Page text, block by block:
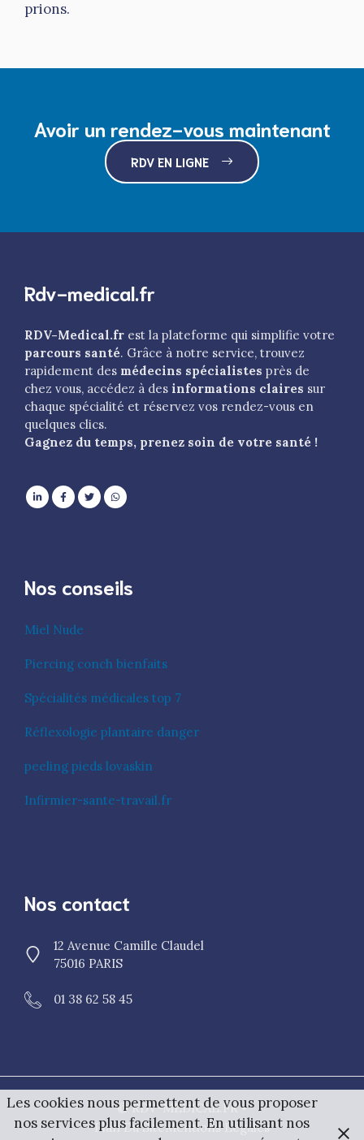
prions.
Avoir un rendez-vous maintenant
RDV EN LIGNE
Rdv-medical.fr
RDV-Medical.fr est la plateforme qui simplifie votre
parcours santé. Grâce à notre service, trouvez
rapidement des médecins spécialistes près de
chez vous, accédez à des informations claires sur
chaque spécialité et réservez vos rendez-vous en
quelques clics.
Gagnez du temps, prenez soin de votre santé !
Nos conseils
Miel Nude
Piercing conch bienfaits
Spécialités médicales top 7
Réflexologie plantaire danger
peeling pieds lovaskin
Infirmier-sante-travail.fr
Nos contact
12 Avenue Camille Claudel
75016 PARIS
01 38 62 58 45
© RDV-MEDICAL.FR •
Plan Du SiteMentions Légales
Les cookies nous permettent de vous proposer
nos services plus facilement. En utilisant nos